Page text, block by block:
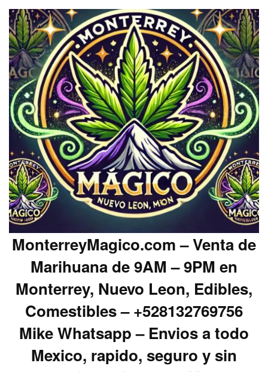
MonterreyMagico.com – Venta de
Marihuana de 9AM – 9PM en
Monterrey, Nuevo Leon, Edibles,
Comestibles – +528132769756
Mike Whatsapp – Envios a todo
Mexico, rapido, seguro y sin